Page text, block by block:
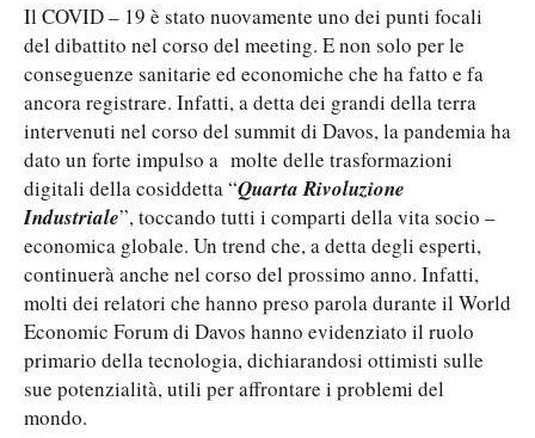
Il COVID – 19 è stato nuovamente uno dei punti focali
del dibattito nel corso del meeting. E non solo per le
conseguenze sanitarie ed economiche che ha fatto e fa
ancora registrare. Infatti, a detta dei grandi della terra
intervenuti nel corso del summit di Davos, la pandemia ha
dato un forte impulso a molte delle trasformazioni
digitali della cosiddetta “Quarta Rivoluzione
Industriale”, toccando tutti i comparti della vita socio –
economica globale. Un trend che, a detta degli esperti,
continuerà anche nel corso del prossimo anno. Infatti,
molti dei relatori che hanno preso parola durante il World
Economic Forum di Davos hanno evidenziato il ruolo
primario della tecnologia, dichiarandosi ottimisti sulle
sue potenzialità, utili per affrontare i problemi del
mondo.